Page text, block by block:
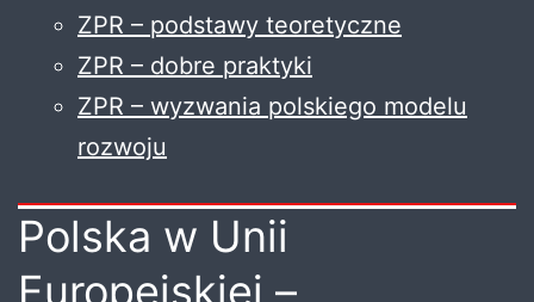
ZPR – podstawy teoretyczne
ZPR – dobre praktyki
ZPR – wyzwania polskiego modelu
rozwoju
Polska w Unii
Europejskiej –